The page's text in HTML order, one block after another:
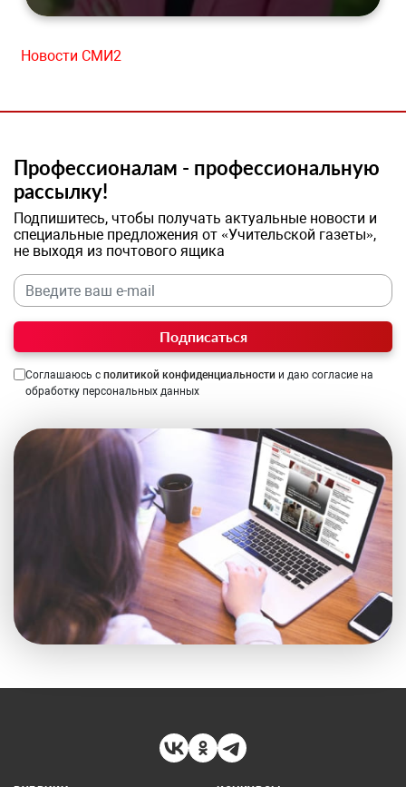
Новости СМИ2
Профессионалам - профессиональную
рассылку!
Подпишитесь, чтобы получать актуальные новости и
специальные предложения от «Учительской газеты»,
не выходя из почтового ящика
Подписаться
Соглашаюсь с политикой конфиденциальности и даю согласие на
обработку персональных данных